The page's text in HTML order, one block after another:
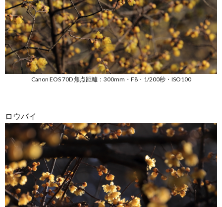
Canon EOS 70D 焦点距離：300mm・F8・1/200秒・ISO100
ロウバイ